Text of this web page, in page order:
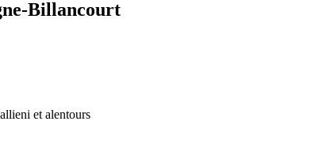
Billancourt
et alentours